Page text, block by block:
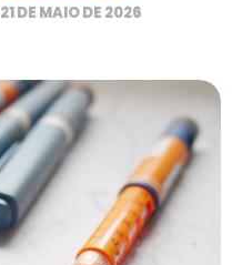
21 DE MAIO DE 2026